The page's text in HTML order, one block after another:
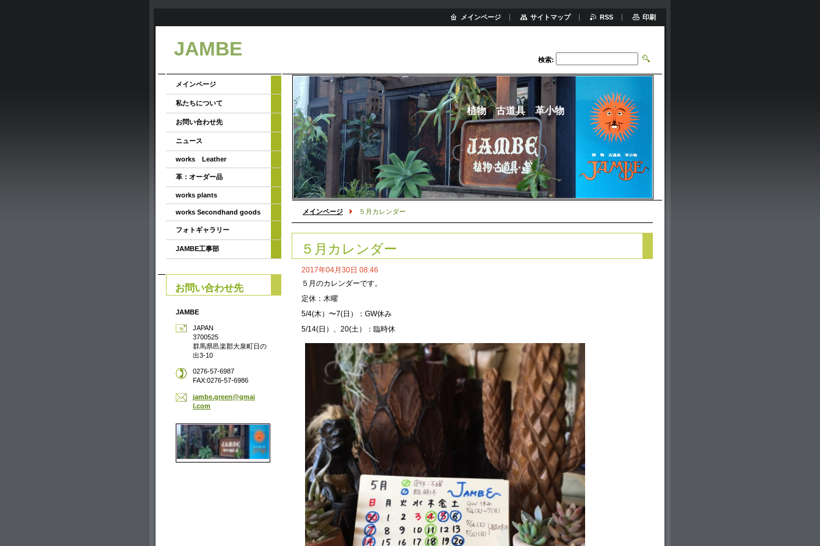
JAMBE 検索:
植物 古道具 革小物
メインページ ５月カレンダー
５月カレンダー
2017年04月30日 08:46
５月のカレンダーです。
定休：木曜
5/4(木）〜7(日）：GW休み
5/14(日）、20(土）：臨時休
メインページ
私たちについて
お問い合わせ先
ニュース
works Leather
革：オーダー品
works plants
works Secondhand goods
フォトギャラリー
JAMBE工事部
お問い合わせ先
JAMBE
JAPAN
3700525
群馬県邑楽郡大泉町日の
出3-10
0276-57-6987
FAX:0276-57-6986
jambe.green@gmai
l.com
メインページ サイトマップ RSS 印刷